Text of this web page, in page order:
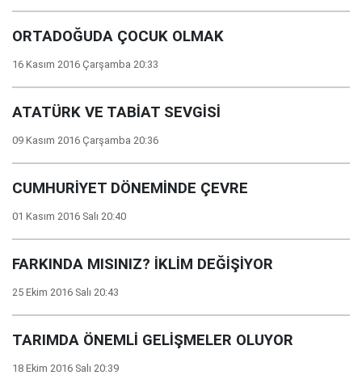
ORTADOĞUDA ÇOCUK OLMAK
16 Kasım 2016 Çarşamba 20:33
ATATÜRK VE TABİAT SEVGİSİ
09 Kasım 2016 Çarşamba 20:36
CUMHURİYET DÖNEMİNDE ÇEVRE
01 Kasım 2016 Salı 20:40
FARKINDA MISINIZ? İKLİM DEĞİŞİYOR
25 Ekim 2016 Salı 20:43
TARIMDA ÖNEMLİ GELİŞMELER OLUYOR
18 Ekim 2016 Salı 20:39